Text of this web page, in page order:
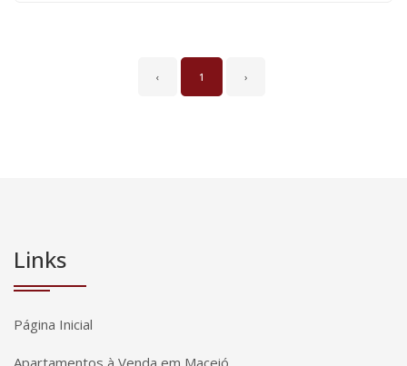
‹ 1 ›
Links
Página Inicial
Apartamentos à Venda em Maceió